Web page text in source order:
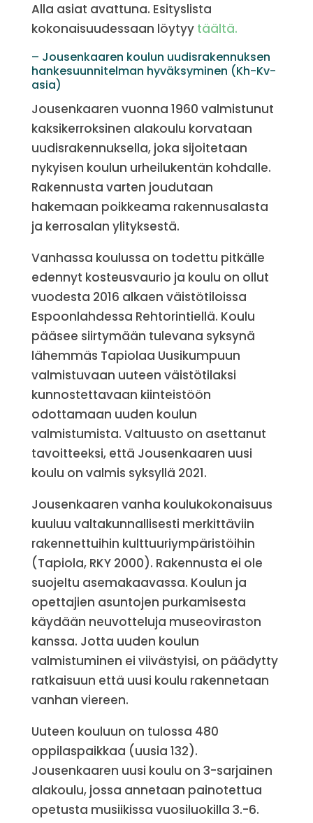
Alla asiat avattuna. Esityslista
kokonaisuudessaan löytyy täältä.
– Jousenkaaren koulun uudisrakennuksen
hankesuunnitelman hyväksyminen (Kh-Kv-
asia)
Jousenkaaren vuonna 1960 valmistunut
kaksikerroksinen alakoulu korvataan
uudisrakennuksella, joka sijoitetaan
nykyisen koulun urheilukentän kohdalle.
Rakennusta varten joudutaan
hakemaan poikkeama rakennusalasta
ja kerrosalan ylityksestä.
Vanhassa koulussa on todettu pitkälle
edennyt kosteusvaurio ja koulu on ollut
vuodesta 2016 alkaen väistötiloissa
Espoonlahdessa Rehtorintiellä. Koulu
pääsee siirtymään tulevana syksynä
lähemmäs Tapiolaa Uusikumpuun
valmistuvaan uuteen väistötilaksi
kunnostettavaan kiinteistöön
odottamaan uuden koulun
valmistumista. Valtuusto on asettanut
tavoitteeksi, että Jousenkaaren uusi
koulu on valmis syksyllä 2021.
Jousenkaaren vanha koulukokonaisuus
kuuluu valtakunnallisesti merkittäviin
rakennettuihin kulttuuriympäristöihin
(Tapiola, RKY 2000). Rakennusta ei ole
suojeltu asemakaavassa. Koulun ja
opettajien asuntojen purkamisesta
käydään neuvotteluja museoviraston
kanssa. Jotta uuden koulun
valmistuminen ei viivästyisi, on päädytty
ratkaisuun että uusi koulu rakennetaan
vanhan viereen.
Uuteen kouluun on tulossa 480
oppilaspaikkaa (uusia 132).
Jousenkaaren uusi koulu on 3-sarjainen
alakoulu, jossa annetaan painotettua
opetusta musiikissa vuosiluokilla 3.-6.